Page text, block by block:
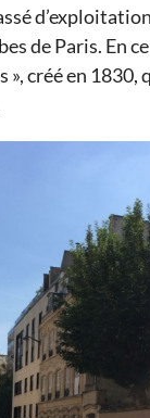
de Paris. En
», créé en